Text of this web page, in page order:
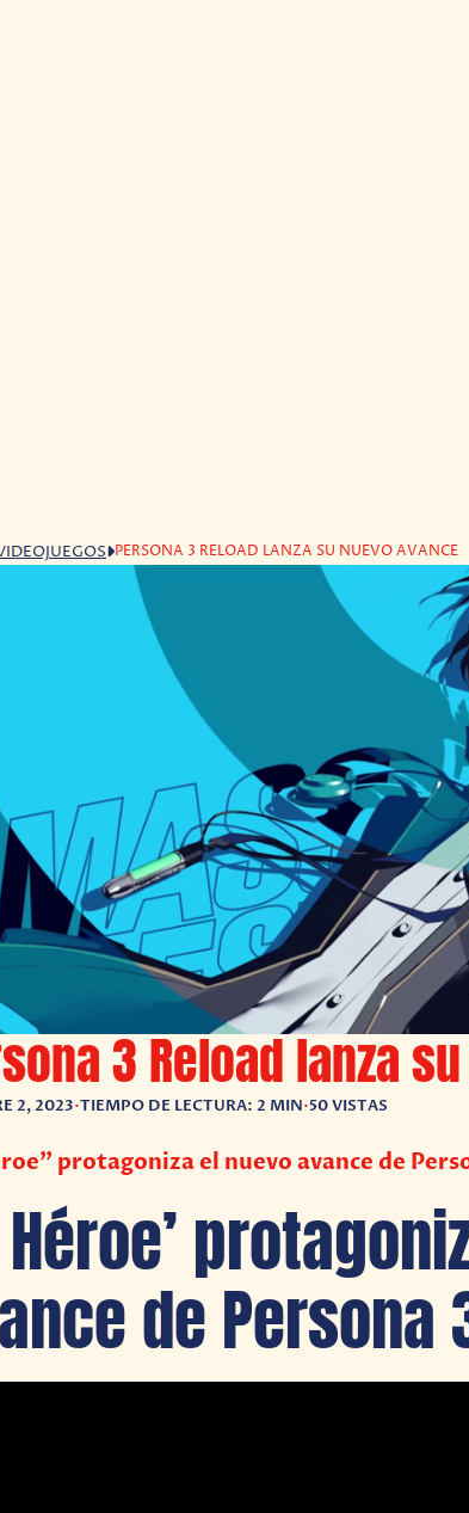
PERSONA 3 RELOAD LANZA SU NUEVO AVANCE
3 Reload lanza
2, 2023•TIEMPO DE LECTURA: 2 MIN•50 VISTAS
protagoniza el nuevo avance de
Héroe’
de Persona